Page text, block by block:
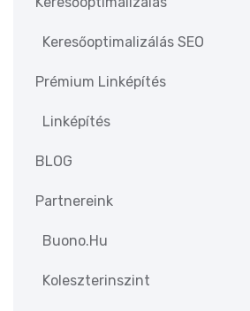
Keresőoptimalizálás SEO
Prémium Linképítés
Linképítés
BLOG
Partnereink
Buono.hu
Koleszterinszint